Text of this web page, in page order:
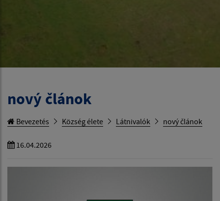
nový článok
Bevezetés Község élete Látnivalók nový článok
16.04.2026